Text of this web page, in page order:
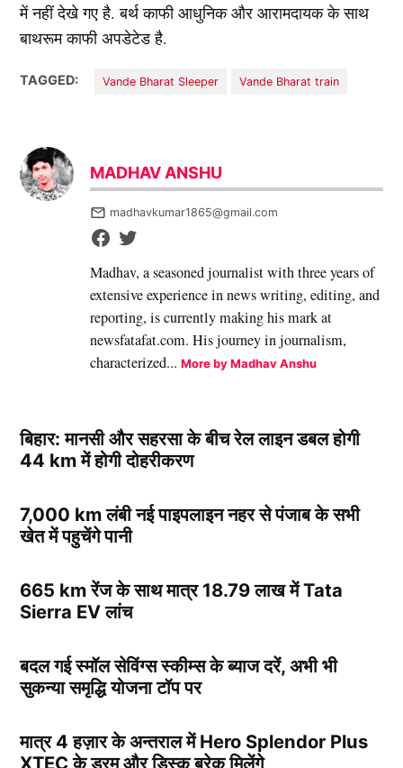
में नहीं देखे गए है. बर्थ काफी आधुनिक और आरामदायक के साथ
बाथरूम काफी अपडेटेड है.
TAGGED: Vande Bharat Sleeper Vande Bharat train
MADHAV ANSHU
madhavkumar1865@gmail.com
Madhav, a seasoned journalist with three years of
extensive experience in news writing, editing, and
reporting, is currently making his mark at
newsfatafat.com. His journey in journalism,
characterized...More by Madhav Anshu
बिहार: मानसी और सहरसा के बीच रेल लाइन डबल होगी
44 km में होगी दोहरीकरण
7,000 km लंबी नई पाइपलाइन नहर से पंजाब के सभी
खेत में पहुचेंगे पानी
665 km रेंज के साथ मात्र 18.79 लाख में Tata
Sierra EV लांच
बदल गई स्मॉल सेविंग्स स्कीम्स के ब्याज दरें, अभी भी
सुकन्या समृद्धि योजना टॉप पर
मात्र 4 हज़ार के अन्तराल में Hero Splendor Plus
XTEC के ड्रम और डिस्क ब्रेक मिलेंगे